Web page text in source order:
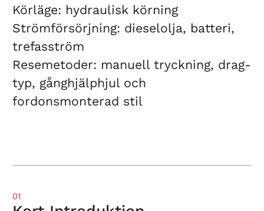
Körläge: hydraulisk körning
Strömförsörjning: dieselolja, batteri,
trefasström
Resemetoder: manuell tryckning, drag-
typ, gånghjälphjul och
fordonsmonterad stil
01